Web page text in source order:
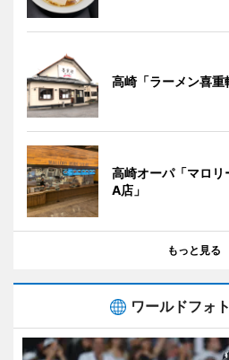
高崎「ラーメン喜重
高崎オーパ「マロ
A店」
もっと見る
ワールドフォ